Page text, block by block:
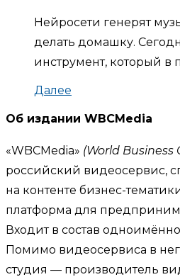
Нейросети генерят
делать домашку.
инструмент, который в
Далее
Об издании WBCMedia
«WBCMedia» (World Business
российский видеосервис,
на контенте бизнес-
платформа для
Входит в состав
Помимо видеосервиса в
студия — производитель